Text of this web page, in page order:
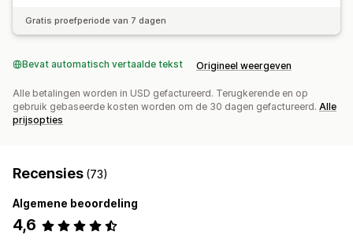
Gratis proefperiode van 7 dagen
Bevat automatisch vertaalde tekst Origineel weergeven
Alle betalingen worden in USD gefactureerd. Terugkerende en op
gebruik gebaseerde kosten worden om de 30 dagen gefactureerd. Alle
prijsopties
Recensies (73)
Algemene beoordeling
4,6